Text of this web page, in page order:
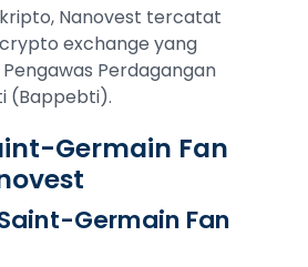
Nanovest tercatat
exchange yang
Perdagangan
(Bappebti).
Germain Fan
Germain Fan